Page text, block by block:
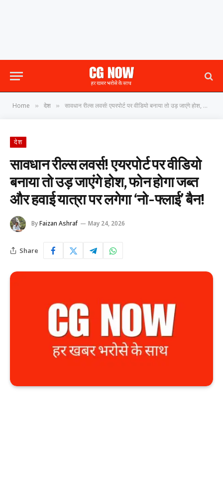
Home » देश » सावधान रील्स लवर्स! एयरपोर्ट पर वीडियो बनाया तो उड़ जाएंगे होश, फोन होगा जब्त और हवाई यात्रा पर लगेगा ‘नो-फ्लाई’ बैन!
देश
सावधान रील्स लवर्स! एयरपोर्ट पर वीडियो
बनाया तो उड़ जाएंगे होश, फोन होगा जब्त
और हवाई यात्रा पर लगेगा ‘नो-फ्लाई’ बैन!
ByFaizan Ashraf May 24, 2026
Share